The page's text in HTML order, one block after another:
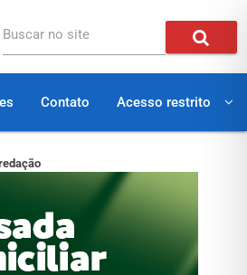
Buscar no site
Contato Acesso restrito